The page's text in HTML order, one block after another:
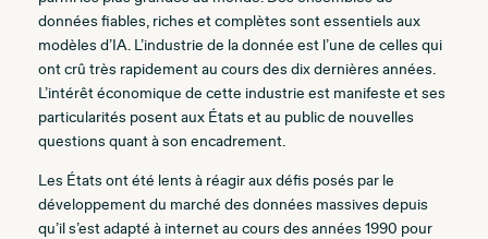
données fiables, riches et complètes sont essentiels aux
modèles d’IA. L’industrie de la donnée est l’une de celles qui
ont crû très rapidement au cours des dix dernières années.
L’intérêt économique de cette industrie est manifeste et ses
particularités posent aux États et au public de nouvelles
questions quant à son encadrement.
Les États ont été lents à réagir aux défis posés par le
développement du marché des données massives depuis
qu’il s’est adapté à internet au cours des années 1990 pour